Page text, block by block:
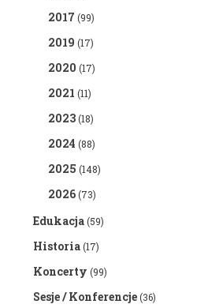
2017 (99)
2019 (17)
2020 (17)
2021 (11)
2023(18)
2024 (88)
2025 (148)
2026(73)
Edukacja(59)
Historia(17)
Koncerty (99)
Sesje / Konferencje(36)